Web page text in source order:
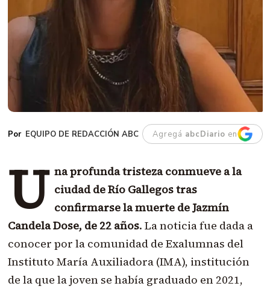
EQUIPO DE REDACCIÓN ABC Agregá abcDiario en
U na profunda tristeza conmueve a la
ciudad de Río Gallegos tras
confirmarse la muerte de Jazmín
Candela Dose, de 22 años. La noticia fue dada a
conocer por la comunidad de Exalumnas del
Instituto María Auxiliadora (IMA), institución
de la que la joven se había graduado en 2021,